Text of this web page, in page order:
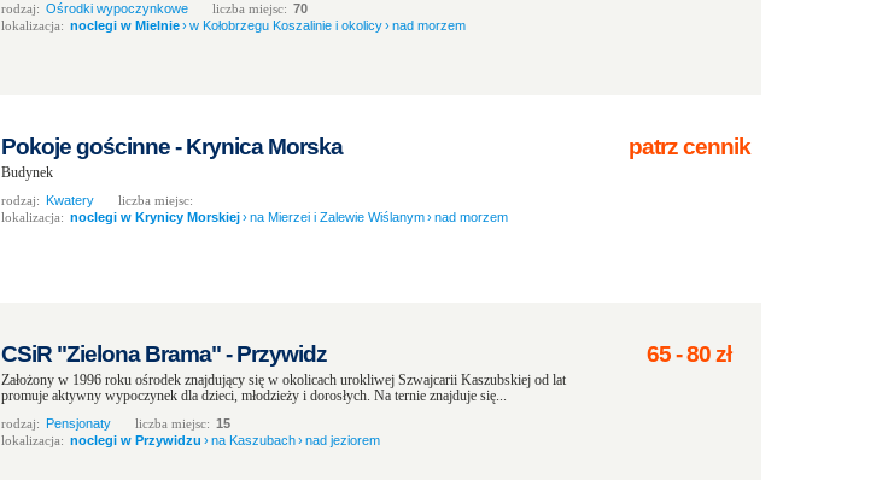
rodzaj: Ośrodki wypoczynkowe liczba miejsc: 70
lokalizacja: noclegi w Mielnie›w Kołobrzegu Koszalinie i okolicy›nad morzem
Pokoje gościnne - Krynica Morska
Budynek
rodzaj: Kwatery
liczba miejsc:
lokalizacja: noclegi w Krynicy Morskiej›na Mierzei i Zalewie Wiślanym›nad morzem
patrz cennik
CSiR "Zielona Brama" - Przywidz
Założony w 1996 roku ośrodek znajdujący się w okolicach urokliwej Szwajcarii Kaszubskiej od lat
promuje aktywny wypoczynek dla dzieci, młodzieży i dorosłych. Na ternie znajduje się...
rodzaj: Pensjonaty liczba miejsc: 15
lokalizacja: noclegi w Przywidzu ›na Kaszubach›nad jeziorem
65-80zł